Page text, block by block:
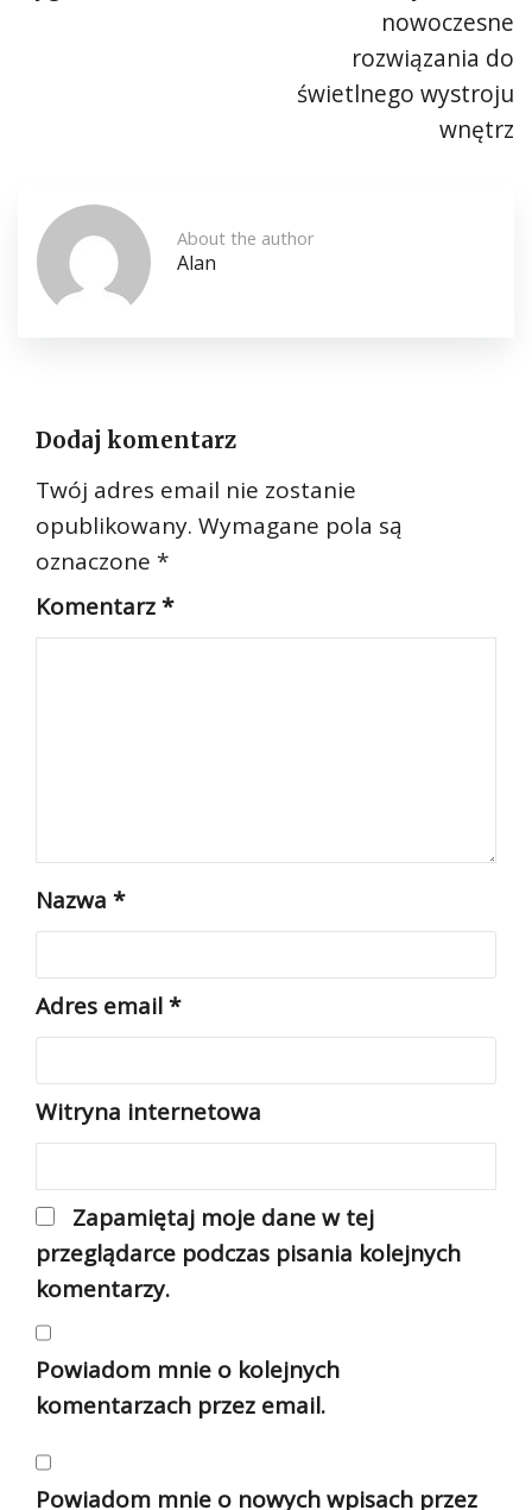
nowoczesne
rozwiązania do
świetlnego wystroju
wnętrz
About the author
Alan
Dodaj komentarz
Twój adres email nie zostanie
opublikowany. Wymagane pola są
oznaczone *
Komentarz*
Nazwa *
Adres email*
Witryna internetowa
Zapamiętaj moje dane w tej
przeglądarce podczas pisania kolejnych
komentarzy.
Powiadom mnie o kolejnych
komentarzach przez email.
Powiadom mnie o nowych wpisach przez